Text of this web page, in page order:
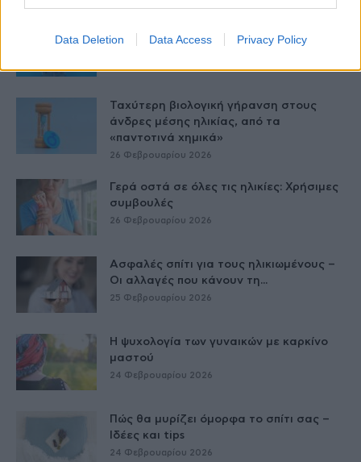
Data Deletion Data Access Privacy Policy
καιρό τα μάτια και την...
Ταχύτερη βιολογική γήρανση στους
άνδρες μέσης ηλικίας, από τα
«παντοτινά χημικά»
26 Φεβρουαρίου 2026
Γερά οστά σε όλες τις ηλικίες: Χρήσιμες
συμβουλές
26 Φεβρουαρίου 2026
Ασφαλές σπίτι για τους ηλικιωμένους –
Οι αλλαγές που κάνουν τη...
25 Φεβρουαρίου 2026
Η ψυχολογία των γυναικών με καρκίνο
μαστού
24 Φεβρουαρίου 2026
Πώς θα μυρίζει όμορφα το σπίτι σας –
Ιδέες και tips
24 Φεβρουαρίου 2026